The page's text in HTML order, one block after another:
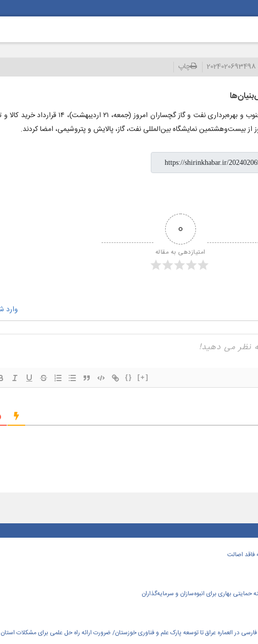
2024020693498 چاپ
از بیست‌وهشتمین نمایشگاه بین‌المللی نفت، گاز، پالایش و پتروشیمی، امضا کردند.
0
امتیازدهی به مقاله
وارد
{} [+]
فاقد اصالت
بهاری برای انبوه‌سازان و سرمایه‌گذاران
در العماره عراق تا توسعه پارک علم و فناوری خوزستان/ ضرورت ارائه راه حل علمی برای مشکلات استان